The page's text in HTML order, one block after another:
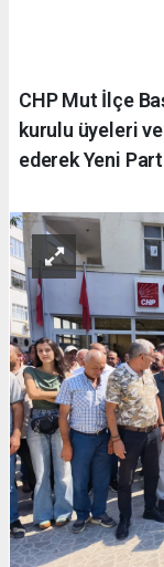
CHP Mut İlçe
kurulu üyeleri
ederek Yeni